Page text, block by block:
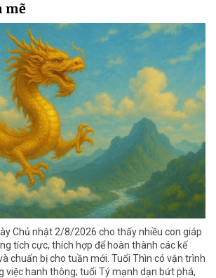
mẽ
Chủ nhật 2/8/2026 cho thấy nhiều con giáp
tích cực, thích hợp để hoàn thành các kế
chuẩn bị cho tuần mới. Tuổi Thìn có vận trình
việc hanh thông; tuổi Tý mạnh dạn bứt phá,